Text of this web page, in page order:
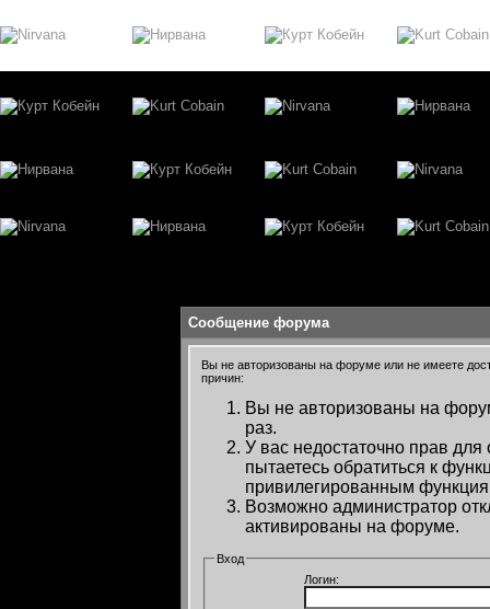
Сообщение форума
Вы не авторизованы на форуме или не имеете
причин:
Вы не авторизованы на
раз.
У вас недостаточно прав
пытаетесь обратиться к
привилегированным
Возможно администратор
активированы на форуме.
Вход
Логин: